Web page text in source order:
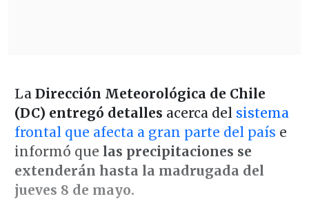
La Dirección Meteorológica de Chile
(DC) entregó detalles acerca del sistema
frontal que afecta a gran parte del país e
informó que las precipitaciones se
extenderán hasta la madrugada del
jueves 8 de mayo.